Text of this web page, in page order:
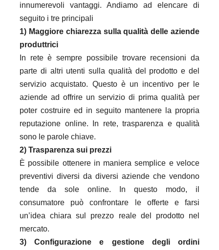
innumerevoli vantaggi. Andiamo ad elencare di
seguito i tre principali
1) Maggiore chiarezza sulla qualità delle aziende
produttrici
In rete è sempre possibile trovare recensioni da
parte di altri utenti sulla qualità del prodotto e del
servizio acquistato. Questo è un incentivo per le
aziende ad offrire un servizio di prima qualità per
poter costruire ed in seguito mantenere la propria
reputazione online. In rete, trasparenza e qualità
sono le parole chiave.
2) Trasparenza sui prezzi
È possibile ottenere in maniera semplice e veloce
preventivi diversi da diversi aziende che vendono
tende da sole online. In questo modo, il
consumatore può confrontare le offerte e farsi
un’idea chiara sul prezzo reale del prodotto nel
mercato.
3) Configurazione e gestione degli ordini